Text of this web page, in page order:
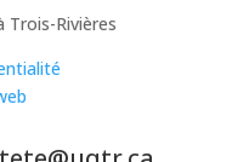
Trois-Rivières